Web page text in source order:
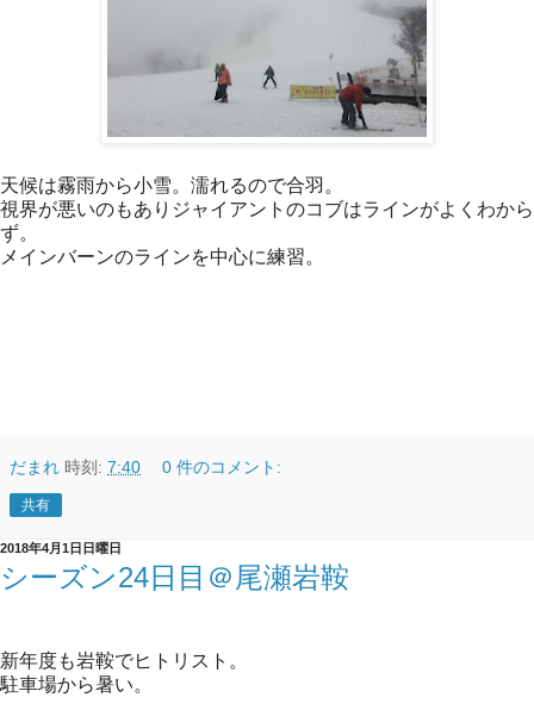
天候は霧雨から小雪。濡れるので合羽。
視界が悪いのもありジャイアントのコブはラインがよくわから
ず。
メインバーンのラインを中心に練習。
だまれ 時刻: 7:40 0 件のコメント:
共有
2018年4月1日日曜日
シーズン24日目＠尾瀬岩鞍
新年度も岩鞍でヒトリスト。
駐車場から暑い。